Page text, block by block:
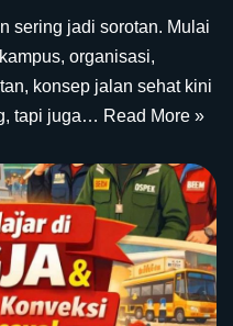
sering jadi sorotan. Mulai
organisasi,
konsep jalan sehat kini
tapi juga… Read More »